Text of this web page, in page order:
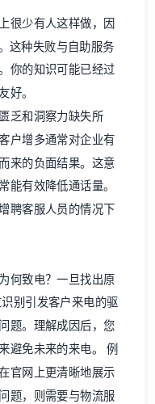
很少有人这样做，因
这种失败与自助服务
你的知识可能已经过
好。
乏和洞察力缺失所
户增多通常对企业有
来的负面结果。这意
能有效降低通话量。
聘客服人员的情况下
何致电？一旦找出原
别引发客户来电的驱
题。理解成因后，您
避免未来的来电。 例
官网上更清晰地展示
题，则需要与物流服